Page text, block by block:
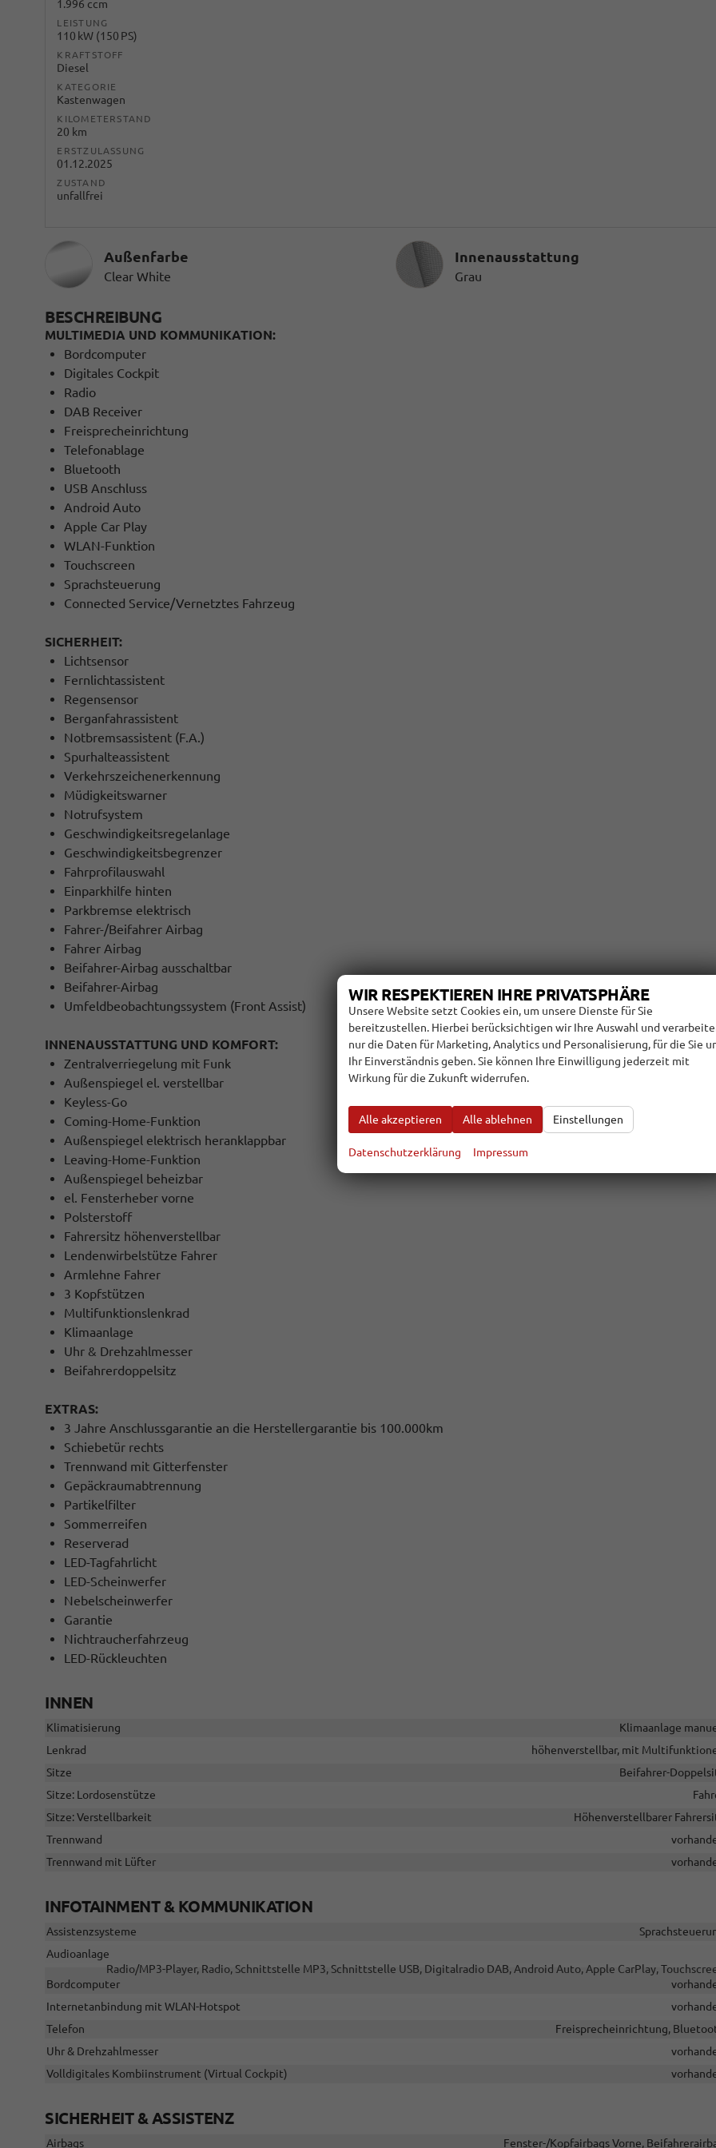
1.996 ccm
LEISTUNG
110 kW (150 PS)
KRAFTSTOFF
Diesel
KATEGORIE
Kastenwagen
KILOMETERSTAND
20 km
ERSTZULASSUNG
01.12.2025
ZUSTAND
unfallfrei
Außenfarbe
Clear White
InnenausstattungInnenausstattung
Grau
BESCHREIBUNG
MULTIMEDIA UND KOMMUNIKATION:
Bordcomputer
Digitales Cockpit
Radio
DAB Receiver
Freisprecheinrichtung
Telefonablage
Bluetooth
USB Anschluss
Android Auto
Apple Car Play
WLAN-Funktion
Touchscreen
Sprachsteuerung
Connected Service/Vernetztes Fahrzeug
SICHERHEIT:
Lichtsensor
Fernlichtassistent
Regensensor
Berganfahrassistent
Notbremsassistent (F.A.)
Spurhalteassistent
Verkehrszeichenerkennung
Müdigkeitswarner
Notrufsystem
Geschwindigkeitsregelanlage
Geschwindigkeitsbegrenzer
Fahrprofilauswahl
Einparkhilfe hinten
Parkbremse elektrisch
Fahrer-/Beifahrer Airbag
Fahrer Airbag
Beifahrer-Airbag ausschaltbar
Beifahrer-Airbag
Umfeldbeobachtungssystem (Front Assist)
INNENAUSSTATTUNG UND KOMFORT:
Zentralverriegelung mit Funk
Außenspiegel el. verstellbar
Keyless-Go
Coming-Home-Funktion
Außenspiegel elektrisch heranklappbar
Leaving-Home-Funktion
Außenspiegel beheizbar
el. Fensterheber vorne
Polsterstoff
Fahrersitz höhenverstellbar
Lendenwirbelstütze Fahrer
Armlehne Fahrer
3 Kopfstützen
Multifunktionslenkrad
Klimaanlage
Uhr & Drehzahlmesser
Beifahrerdoppelsitz
EXTRAS:
3 Jahre Anschlussgarantie an die Herstellergarantie bis 100.000km
Schiebetür rechts
Trennwand mit Gitterfenster
Gepäckraumabtrennung
Partikelfilter
Sommerreifen
Reserverad
LED-Tagfahrlicht
LED-Scheinwerfer
Nebelscheinwerfer
Garantie
Nichtraucherfahrzeug
LED-Rückleuchten
INNEN
Klimatisierung
Klimaanlage
Lenkrad
höhenverstellbar, mit
Sitze
Beifahrer-
Sitze: Lordosenstütze
Sitze: Verstellbarkeit
Höhenverstellbarer
Trennwand
Trennwand mit Lüfter
INFOTAINMENT & KOMMUNIKATION
Assistenzsysteme
Audioanlage
Radio/MP3-Player, Radio, Schnittstelle MP3, Schnittstelle USB, Digitalradio DAB, Android Auto, Apple CarPlay,
Bordcomputer
Internetanbindung mit WLAN-Hotspot
Telefon
Freisprecheinrichtung,
Uhr & Drehzahlmesser
Volldigitales Kombiinstrument (Virtual Cockpit)
SICHERHEIT & ASSISTENZ
Airbags Fenster-/Kopfairbags Vorne,
WIR RESPEKTIEREN IHRE PRIVATSPHÄRE
Unsere Website setzt Cookies ein, um unsere Dienste für Sie
bereitzustellen. Hierbei berücksichtigen wir Ihre Auswahl und
nur die Daten für Marketing, Analytics und Personalisierung, für die Sie
Ihr Einverständnis geben. Sie können Ihre Einwilligung jederzeit mit
Wirkung für die Zukunft widerrufen.
Alle akzeptieren Alle ablehnen Einstellungen
Datenschutzerklärung Impressum